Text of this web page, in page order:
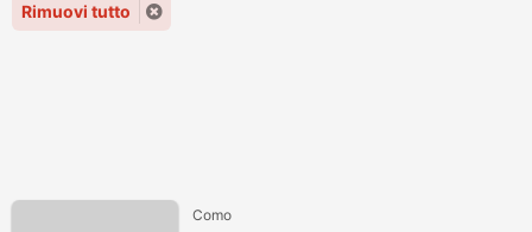
Rimuovi tutto
Como